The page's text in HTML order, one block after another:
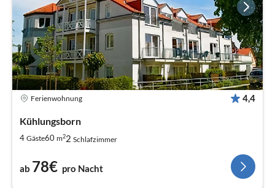
Ferienwohnung 4,4
Kühlungsborn
4 Gäste60 m22 Schlafzimmer
ab 78€ pro Nacht